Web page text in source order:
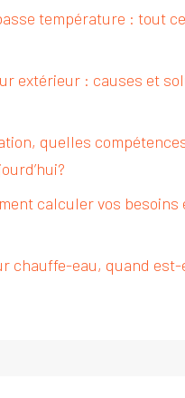
température : tout
extérieur : causes et
quelles
calculer vos besoins
chauffe-eau, quand